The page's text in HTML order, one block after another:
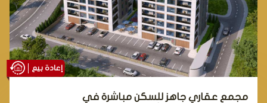
مجمع عقاري جاهز للسكن مباشرة في